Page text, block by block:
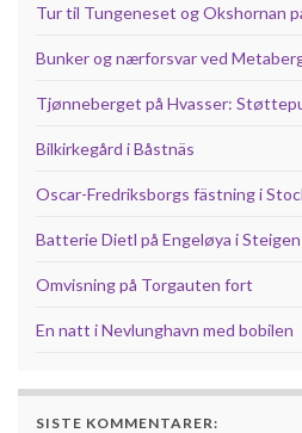
Tur til Tungeneset og Okshornan
Bunker og nærforsvar ved
Tjønneberget på Hvasser:
Bilkirkegård i Båstnäs
Oscar-Fredriksborgs fästning i
Batterie Dietl på Engeløya i Steigen
Omvisning på Torgauten fort
En natt i Nevlunghavn med bobilen
SISTE KOMMENTARER: